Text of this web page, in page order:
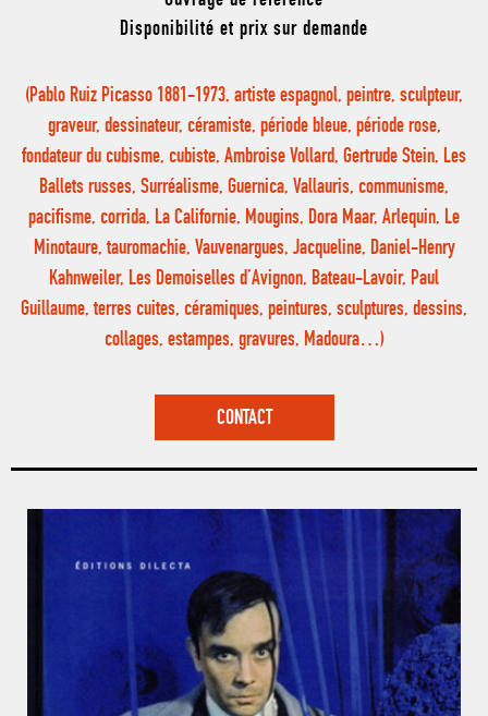
Disponibilité et prix sur demande
(Pablo Ruiz Picasso 1881-1973, artiste espagnol, peintre, sculpteur,
graveur, dessinateur, céramiste, période bleue, période rose,
fondateur du cubisme, cubiste, Ambroise Vollard, Gertrude Stein, Les
Ballets russes, Surréalisme, Guernica, Vallauris, communisme,
pacifisme, corrida, La Californie, Mougins, Dora Maar, Arlequin, Le
Minotaure, tauromachie, Vauvenargues, Jacqueline, Daniel-Henry
Kahnweiler, Les Demoiselles d’Avignon, Bateau-Lavoir, Paul
Guillaume, terres cuites, céramiques, peintures, sculptures, dessins,
collages, estampes, gravures, Madoura…)
CONTACT